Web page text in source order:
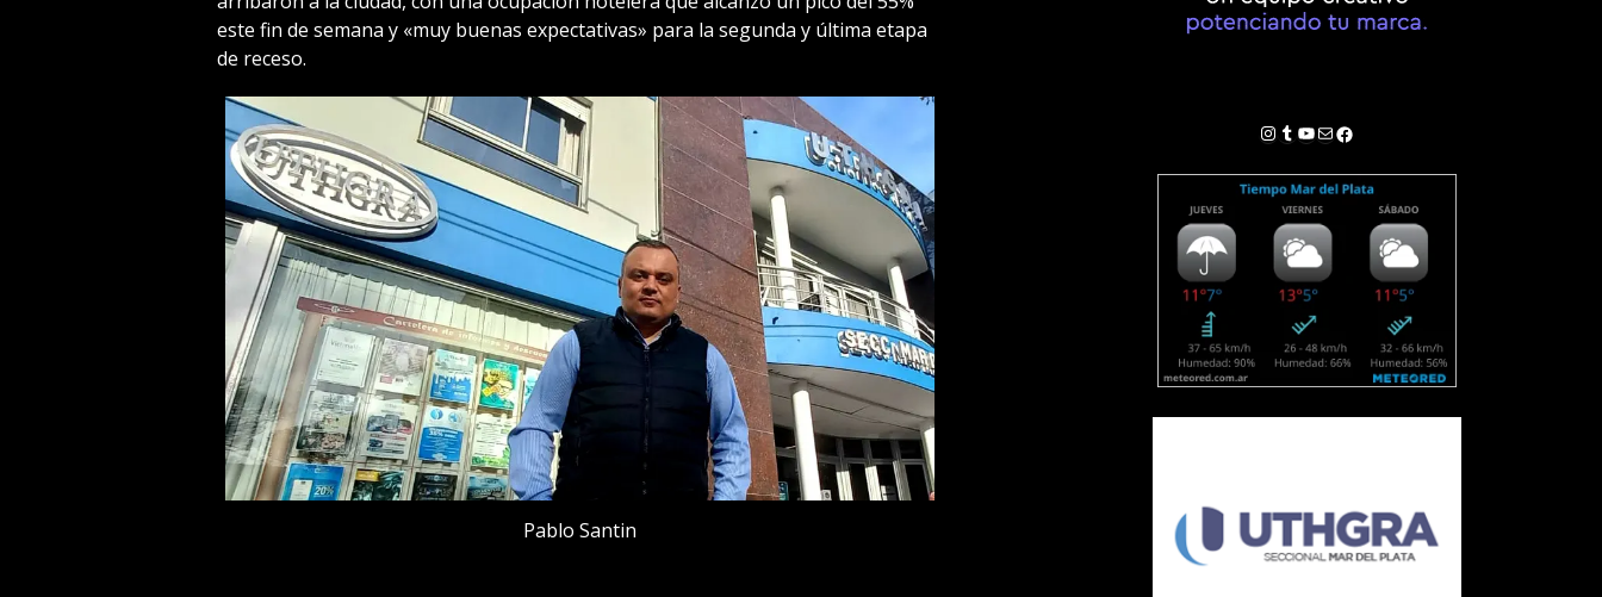
este fin de semana y «muy buenas expectativas» para la segunda y última etapa
de receso.
Pablo Santin
Instagram
Tumblr
YouTube
Correo electrónico
Facebook